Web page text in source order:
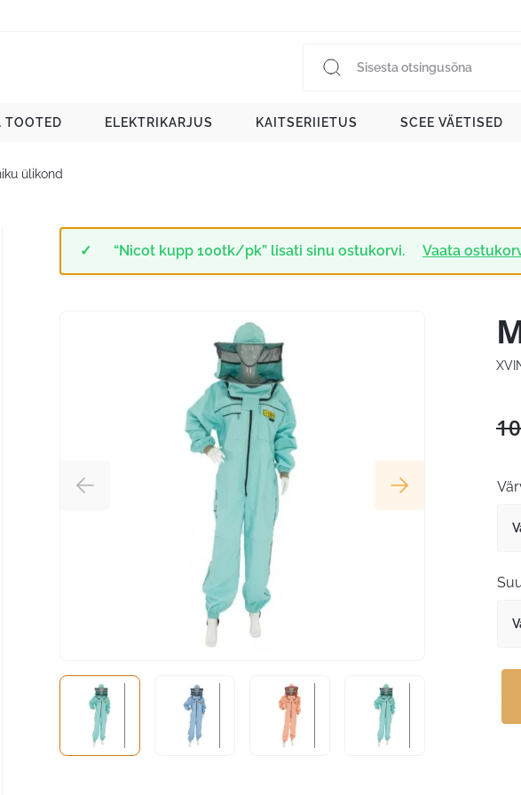
TOOTED ELEKTRIKARJUS KAITSERIIETUS SCEE VÄETISED
ülikond
“Nicot kupp 100tk/pk” lisati sinu ostukorvi. Vaata